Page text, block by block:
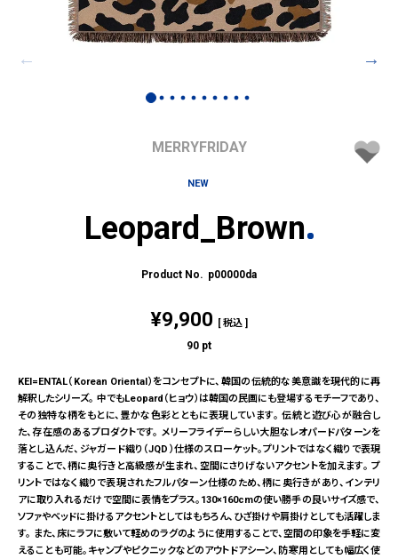
MERRYFRIDAY
NEW
Leopard_Brown
p00000da
¥9,900 税込
90 pt
KEI=ENTAL（Korean Oriental）をコンセプトに、韓国の伝統的な美意識を現代的に再
解釈したシリーズ。 中でもLeopard（ヒョウ）は韓国の民画にも登場するモチーフであり、
その独特な柄をもとに、豊かな色彩とともに表現しています。 伝統と遊び心が融合し
た、存在感のあるプロダクトです。 メリーフライデーらしい大胆なレオパードパターンを
落とし込んだ、ジャガード織り（JQD）仕様のスローケット。プリントではなく織りで表現
することで、柄に奥行きと高級感が生まれ、空間にさりげないアクセントを加えます。 プ
リントではなく織りで表現されたフルパターン仕様のため、柄に奥行きがあり、インテリ
アに取り入れるだけで空間に表情をプラス。130×160cmの使い勝手の良いサイズ感で、
ソファやベッドに掛けるアクセントとしてはもちろん、ひざ掛けや肩掛けとしても活躍しま
す。 また、床にラフに敷いて軽めのラグのように使用することで、空間の印象を手軽に変
えることも可能。キャンプやピクニックなどのアウトドアシーン、防寒用としても幅広く使